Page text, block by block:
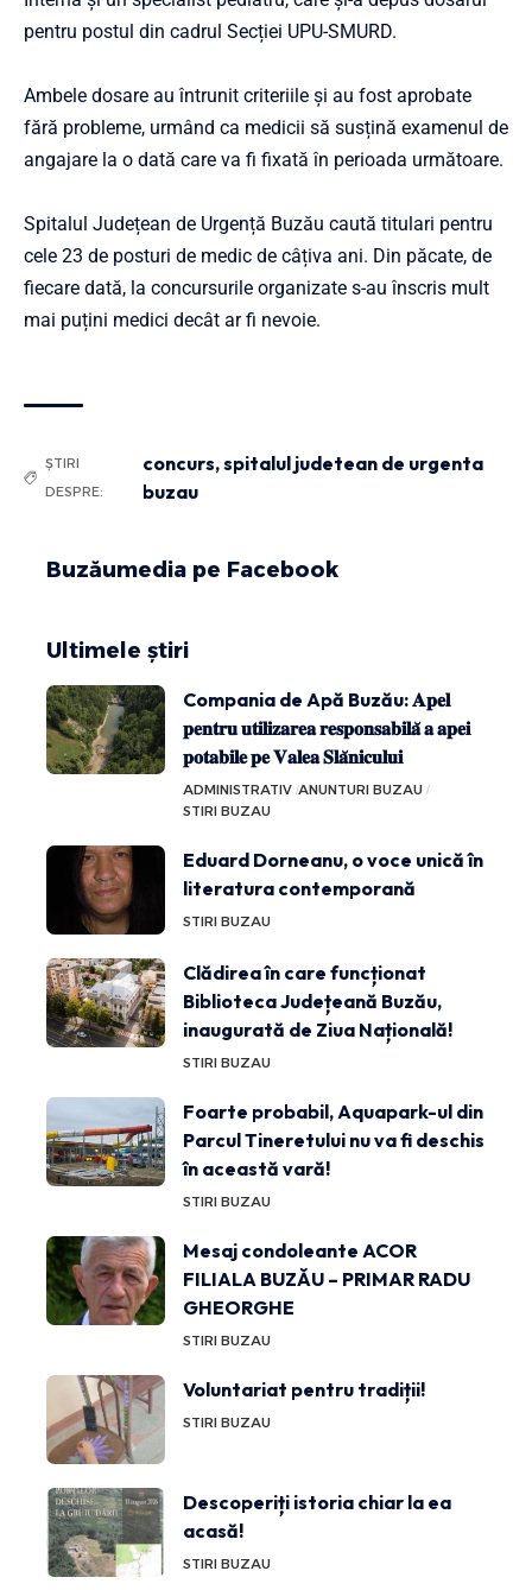
pentru postul din cadrul Secției UPU-SMURD.
Ambele dosare au întrunit criteriile și au fost aprobate
fără probleme, urmând ca medicii să susțină examenul de
angajare la o dată care va fi fixată în perioada următoare.
Spitalul Județean de Urgență Buzău caută titulari pentru
cele 23 de posturi de medic de câțiva ani. Din păcate, de
fiecare dată, la concursurile organizate s-au înscris mult
mai puțini medici decât ar fi nevoie.
ȘTIRI
DESPRE:
concurs,spitalul judetean de urgenta
buzau
Buzăumedia pe Facebook
Ultimele știri
Compania de Apă Buzău: 𝐀𝐩𝐞𝐥
𝐩𝐞𝐧𝐭𝐫𝐮 𝐮𝐭𝐢𝐥𝐢𝐳𝐚𝐫𝐞𝐚 𝐫𝐞𝐬𝐩𝐨𝐧𝐬𝐚𝐛𝐢𝐥𝐚̆ 𝐚 𝐚𝐩𝐞𝐢
𝐩𝐨𝐭𝐚𝐛𝐢𝐥𝐞 𝐩𝐞 𝐕𝐚𝐥𝐞𝐚 𝐒𝐥𝐚̆𝐧𝐢𝐜𝐮𝐥𝐮𝐢
ADMINISTRATIV ANUNTURI BUZAU
STIRI BUZAU
Eduard Dorneanu, o voce unică în
literatura contemporană
STIRI BUZAU
Clădirea în care funcționat
Biblioteca Județeană Buzău,
inaugurată de Ziua Națională!
STIRI BUZAU
Foarte probabil, Aquapark-ul din
Parcul Tineretului nu va fi deschis
în această vară!
STIRI BUZAU
Mesaj condoleante ACOR
FILIALA BUZĂU – PRIMAR RADU
GHEORGHE
STIRI BUZAU
Voluntariat pentru tradiții!
STIRI BUZAU
Descoperiți istoria chiar la ea
acasă!
STIRI BUZAU